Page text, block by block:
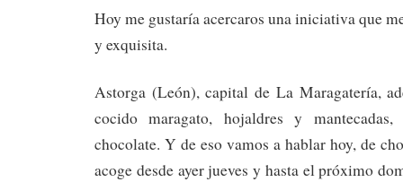
Hoy me gustaría acercaros una iniciativa que
y exquisita.
Astorga (León), capital de La Maragatería,
cocido maragato, hojaldres y
chocolate. Y de eso vamos a hablar hoy, de
acoge desde ayer jueves y hasta el próximo